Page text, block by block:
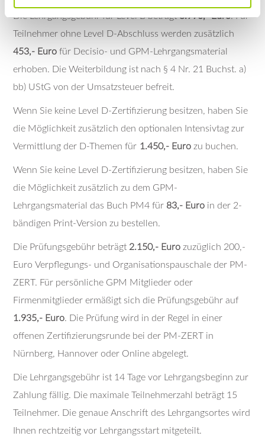
Die Lehrgangsgebühr für Level B beträgt3.990,- Euro. Für
Teilnehmer ohne Level D-Abschluss werden zusätzlich
453,- Euro für Decisio- und GPM-Lehrgangsmaterial
erhoben. Die Weiterbildung ist nach § 4 Nr. 21 Buchst. a)
bb) UStG von der Umsatzsteuer befreit.
Wenn Sie keine Level D-Zertifizierung besitzen, haben Sie
die Möglichkeit zusätzlich den optionalen Intensivtag zur
Vermittlung der D-Themen für 1.450,- Euro zu buchen.
Wenn Sie keine Level D-Zertifizierung besitzen, haben Sie
die Möglichkeit zusätzlich zu dem GPM-
Lehrgangsmaterial das Buch PM4 für 83,- Euro in der 2-
bändigen Print-Version zu bestellen.
Die Prüfungsgebühr beträgt 2.150,- Euro zuzüglich 200,-
Euro Verpflegungs- und Organisationspauschale der PM-
ZERT. Für persönliche GPM Mitglieder oder
Firmenmitglieder ermäßigt sich die Prüfungsgebühr auf
1.935,- Euro. Die Prüfung wird in der Regel in einer
offenen Zertifizierungsrunde bei der PM-ZERT in
Nürnberg, Hannover oder Online abgelegt.
Die Lehrgangsgebühr ist 14 Tage vor Lehrgangsbeginn zur
Zahlung fällig. Die maximale Teilnehmerzahl beträgt 15
Teilnehmer. Die genaue Anschrift des Lehrgangsortes wird
Ihnen rechtzeitig vor Lehrgangsstart mitgeteilt.